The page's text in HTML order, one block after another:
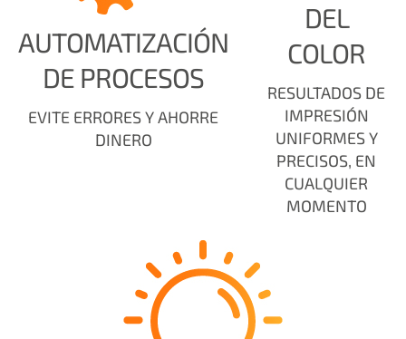
AUTOMATIZACIÓN
DE PROCESOS
EVITE ERRORES Y AHORRE
DINERO
DEL
COLOR
RESULTADOS DE
IMPRESIÓN
UNIFORMES Y
PRECISOS, EN
CUALQUIER
MOMENTO